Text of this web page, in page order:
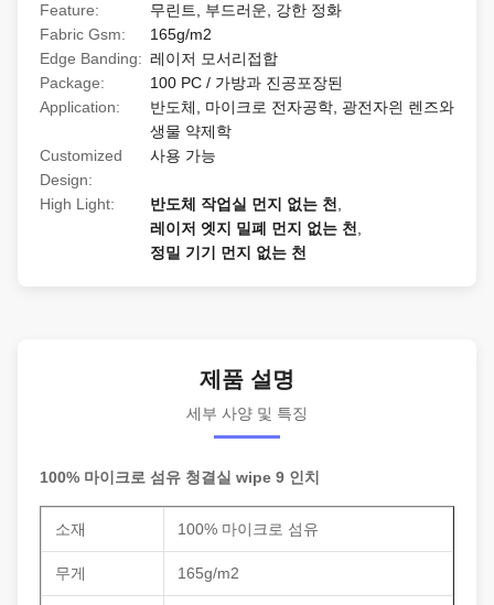
Feature:
무린트, 부드러운, 강한 정화
Fabric Gsm:
165g/m2
Edge Banding: 레이저 모서리접합
Package:
100 PC / 가방과 진공포장된
Application:
반도체, 마이크로 전자공학, 광전자읜 렌즈와
생물 약제학
Customized
Design:
사용 가능
High Light: 반도체 작업실 먼지 없는 천
레이저 엣지 밀폐 먼지 없는 천
정밀 기기 먼지 없는 천
제품 설명
세부 사양 및 특징
100% 마이크로 섬유 청결실 wipe 9 인치
소재 100% 마이크로 섬유
무게 165g/m2